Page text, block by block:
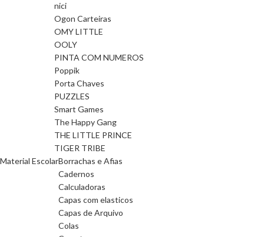
nici
Ogon Carteiras
OMY LITTLE
OOLY
PINTA COM NUMEROS
Poppik
Porta Chaves
PUZZLES
Smart Games
The Happy Gang
THE LITTLE PRINCE
TIGER TRIBE
Material EscolarBorrachas e Afias
Cadernos
Calculadoras
Capas com elasticos
Capas de Arquivo
Colas